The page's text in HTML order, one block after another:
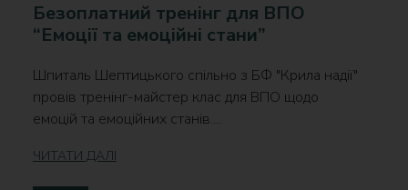
Безоплатний тренінг для ВПО
“Емоції та емоційні стани”
Шпиталь Шептицького спільно з БФ "Крила надії"
провів тренінг-майстер клас для ВПО щодо
емоцій та емоційних станів....
ЧИТАТИ ДАЛІ